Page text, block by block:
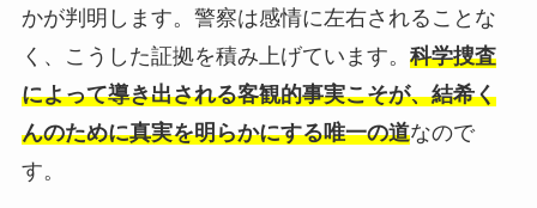
かが判明します。警察は感情に左右されることな
く、こうした証拠を積み上げています。 科学捜査
によって導き出される客観的事実こそが、結希く
んのために真実を明らかにする唯一の道なので
す。